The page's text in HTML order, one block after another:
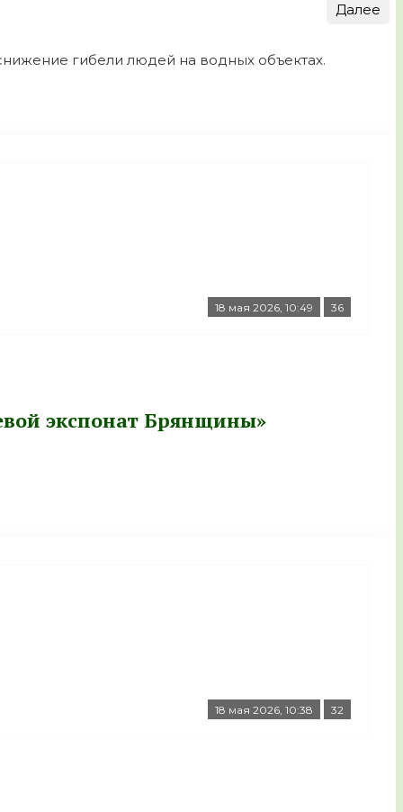
гибели людей на водных объектах.
18 мая 2026, 10:49 36
экспонат Брянщины»
18 мая 2026, 10:38 32
Далее